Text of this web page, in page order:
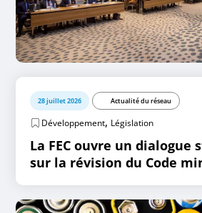
28 juillet 2026 Actualité du réseau
Développement, Législation
La FEC ouvre un dialogue
sur la révision du Code